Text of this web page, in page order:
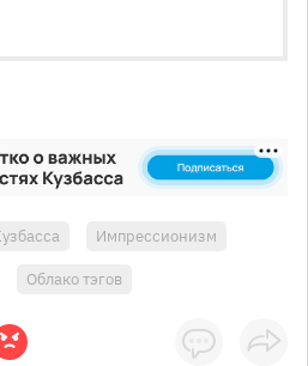
Импрессионизм
Облако тэгов